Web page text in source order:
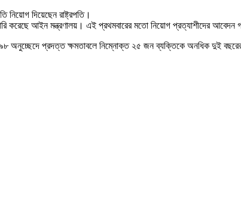
নিয়োগ দিয়েছেন রাষ্ট্রপতি।
আইন মন্ত্রণালয়। এই প্রথমবারের মতো নিয়োগ প্রত্যাশীদের আবেদন
৯৮ অনুচ্ছেদে প্রদত্ত ক্ষমতাবলে নিম্নোক্ত ২৫ জন ব্যক্তিকে অনধিক দুই